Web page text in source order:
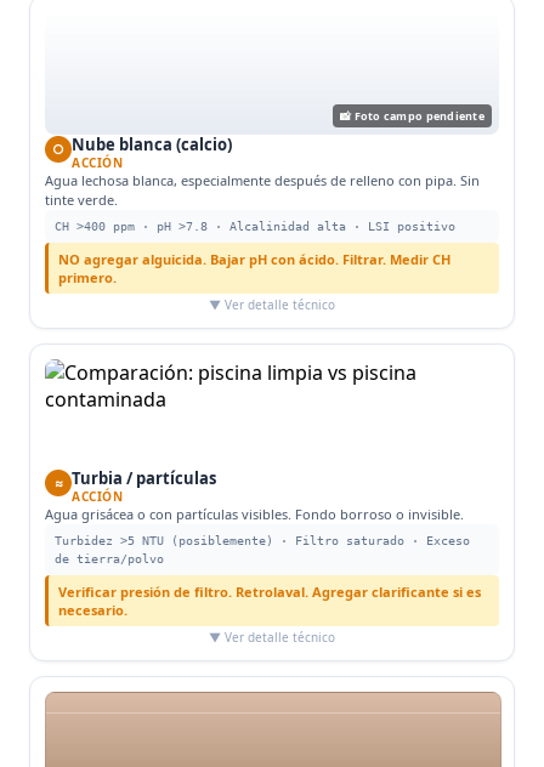
📸 Foto campo pendiente
○ Nube blanca (calcio)
ACCIÓN
Agua lechosa blanca, especialmente después de relleno con pipa. Sin
tinte verde.
CH >400 ppm · pH >7.8 · Alcalinidad alta · LSI positivo
NO agregar alguicida. Bajar pH con ácido. Filtrar. Medir CH
primero.
▼ Ver detalle técnico
≈ Turbia / partículas
ACCIÓN
Agua grisácea o con partículas visibles. Fondo borroso o invisible.
Turbidez >5 NTU (posiblemente) · Filtro saturado · Exceso
de tierra/polvo
Verificar presión de filtro. Retrolaval. Agregar clarificante si es
necesario.
▼ Ver detalle técnico